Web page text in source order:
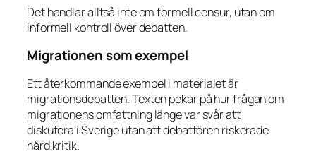
Det handlar alltså inte om formell censur, utan om
informell kontroll över debatten.
Migrationen som exempel
Ett återkommande exempel i materialet är
migrationsdebatten. Texten pekar på hur frågan om
migrationens omfattning länge var svår att
diskutera i Sverige utan att debattören riskerade
hård kritik.